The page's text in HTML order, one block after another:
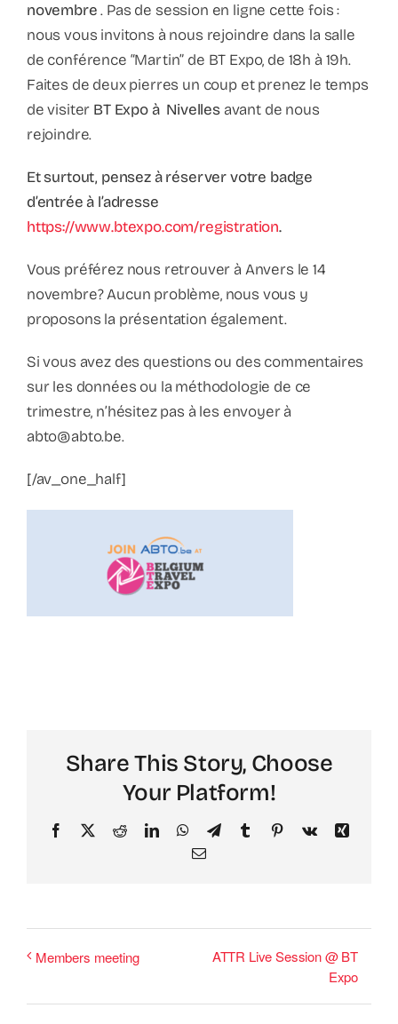
novembre. Pas de session en ligne cette fois :
nous vous invitons à nous rejoindre dans la salle
de conférence “Martin” de BT Expo, de 18h à 19h.
Faites de deux pierres un coup et prenez le temps
de visiter BT Expo à Nivellesavant de nous
rejoindre.
Et surtout, pensez à réserver votre badge
d’entrée à l’adresse
https://www.btexpo.com/registration.
Vous préférez nous retrouver à Anvers le 14
novembre? Aucun problème, nous vous y
proposons la présentation également.
Si vous avez des questions ou des commentaires
sur les données ou la méthodologie de ce
trimestre, n’hésitez pas à les envoyer à
abto@abto.be.
[/av_one_half]
Share This Story, Choose
Your Platform!
Facebook
X RedditLinkedInWhatsApp
TelegramTumblr PinterestVk
Xing
Email
Members meeting
ATTR Live Session @ BT
Expo